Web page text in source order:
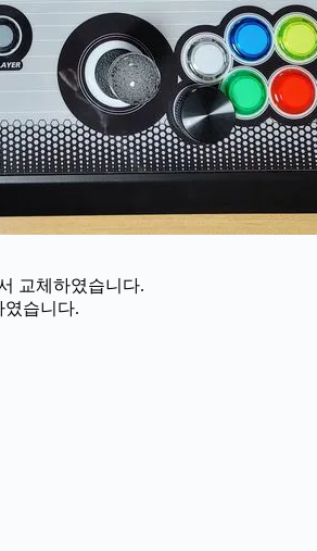
교체하였습니다.
였습니다.